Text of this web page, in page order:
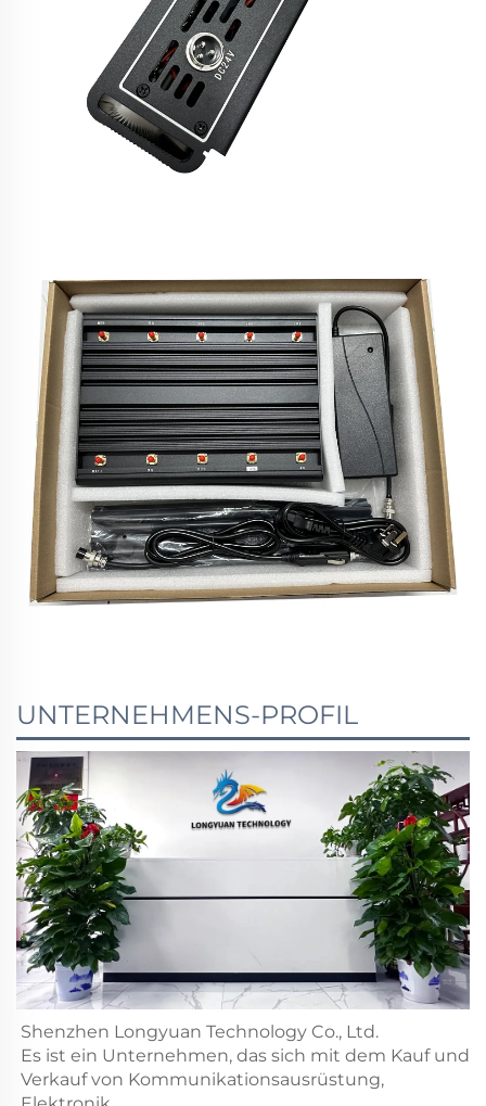
UNTERNEHMENS-PROFIL
Shenzhen Longyuan Technology Co., Ltd.
Es ist ein Unternehmen, das sich mit dem Kauf und
Verkauf von Kommunikationsausrüstung,